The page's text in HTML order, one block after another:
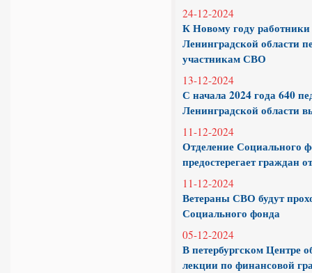
24-12-2024
К Новому году
Ленинградской области
участникам СВО
13-12-2024
С начала 2024 года 640
Ленинградской области
11-12-2024
Отделение Социального
предостерегает граждан
11-12-2024
Ветераны СВО будут
Социального фонда
05-12-2024
В петербургском Центре
лекции по финансовой